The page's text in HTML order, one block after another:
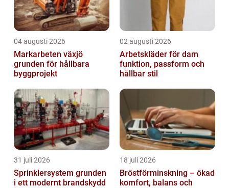
04 augusti 2026
Markarbeten växjö
grunden för hållbara
byggprojekt
02 augusti 2026
Arbetskläder för dam
funktion, passform och
hållbar stil
31 juli 2026
Sprinklersystem grunden
i ett modernt brandskydd
18 juli 2026
Bröstförminskning – ökad
komfort, balans och